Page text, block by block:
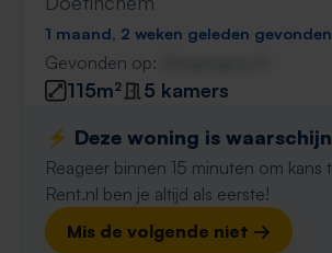
1 maand, 2 weken geleden gevonden
Gevonden op:
115m²
5 kamers
⚡️ Deze woning is
Reageer binnen 15 minuten om kans
Rent.nl ben je altijd als eerste!
Mis de volgende niet →